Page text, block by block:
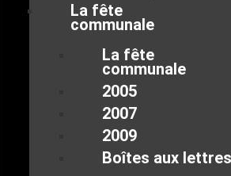
La fête
communale
La fête
communale
2005
2007
2009
Boîtes aux lettres